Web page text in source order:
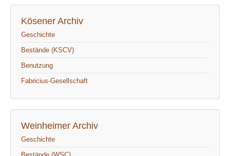
Kösener Archiv
Geschichte
Bestände (KSCV)
Benutzung
Fabricius-Gesellschaft
Weinheimer Archiv
Geschichte